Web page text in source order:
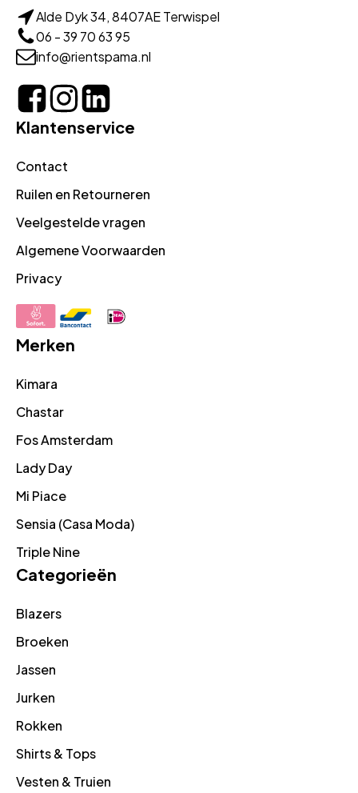
Alde Dyk 34, 8407AE Terwispel
06 - 39 70 63 95
info@rientspama.nl
Klantenservice
Contact
Ruilen en Retourneren
Veelgestelde vragen
Algemene Voorwaarden
Privacy
Merken
Kimara
Chastar
Fos Amsterdam
Lady Day
Mi Piace
Sensia (Casa Moda)
Triple Nine
Categorieën
Blazers
Broeken
Jassen
Jurken
Rokken
Shirts & Tops
Vesten & Truien